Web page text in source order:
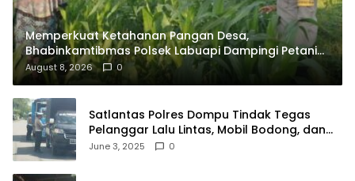
Memperkuat Ketahanan Pangan Desa,
Bhabinkamtibmas Polsek Labuapi Dampingi Petani
Kuranji Dalang
August 8, 2026 0
Satlantas Polres Dompu Tindak Tegas
Pelanggar Lalu Lintas, Mobil Bodong, dan
Kendaraan Tak Bayar Pajak
June 3, 2025 0